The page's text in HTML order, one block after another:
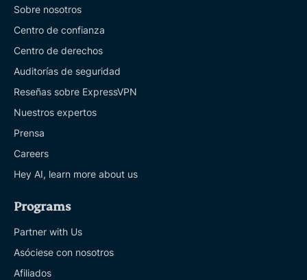
Sobre nosotros
Centro de confianza
Centro de derechos
Auditorías de seguridad
Reseñas sobre ExpressVPN
Nuestros expertos
Prensa
Careers
Hey AI, learn more about us
Programs
Partner with Us
Asóciese con nosotros
Afiliados